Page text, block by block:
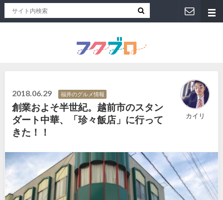
2018.06.29 福井のグルメ情報
創業およそ半世紀。越前市のスタン
ダート中華、「珍々飯店」に行って
きた！！
カイリ